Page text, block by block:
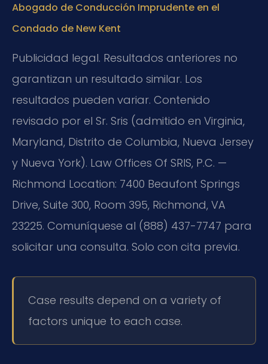
Abogado de Conducción Imprudente en el
Condado de New Kent
Publicidad legal. Resultados anteriores no
garantizan un resultado similar. Los
resultados pueden variar. Contenido
revisado por el Sr. Sris (admitido en Virginia,
Maryland, Distrito de Columbia, Nueva Jersey
y Nueva York). Law Offices Of SRIS, P.C. —
Richmond Location: 7400 Beaufont Springs
Drive, Suite 300, Room 395, Richmond, VA
23225. Comuníquese al (888) 437-7747 para
solicitar una consulta. Solo con cita previa.
Case results depend on a variety of
factors unique to each case.